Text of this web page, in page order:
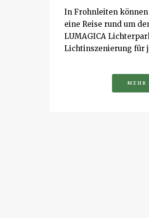
In Frohnleiten können
eine Reise rund um
LUMAGICA
Lichtinszenierung für
MEHR